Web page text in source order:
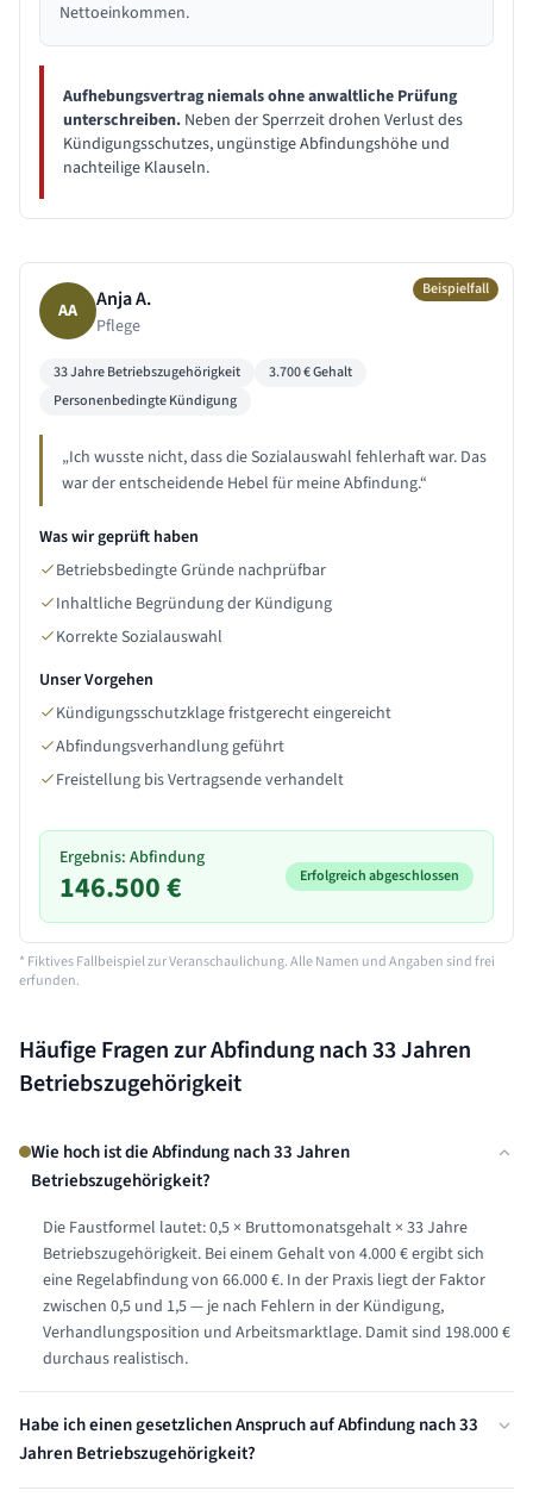
Nettoeinkommen.
Aufhebungsvertrag niemals ohne anwaltliche Prüfung
unterschreiben. Neben der Sperrzeit drohen Verlust des
Kündigungsschutzes, ungünstige Abfindungshöhe und
nachteilige Klauseln.
Beispielfall
AA Anja A.
Pflege
33 JahreBetriebszugehörigkeit 3.700€ Gehalt
Personenbedingte Kündigung
„Ich wusste nicht, dass die Sozialauswahl fehlerhaft war. Das
war der entscheidende Hebel für meine Abfindung.“
Was wir geprüft haben
Betriebsbedingte Gründe nachprüfbar
Inhaltliche Begründung der Kündigung
Korrekte Sozialauswahl
Unser Vorgehen
Kündigungsschutzklage fristgerecht eingereicht
Abfindungsverhandlung geführt
Freistellung bis Vertragsende verhandelt
Ergebnis: Abfindung
146.500 € Erfolgreich abgeschlossen
* Fiktives Fallbeispiel zur Veranschaulichung. Alle Namen und Angaben sind frei
erfunden.
Häufige Fragen zur Abfindung nach33 Jahren
Betriebszugehörigkeit
Wie hoch ist die Abfindung nach 33 Jahren
Betriebszugehörigkeit?
Die Faustformel lautet: 0,5 × Bruttomonatsgehalt × 33 Jahre
Betriebszugehörigkeit. Bei einem Gehalt von 4.000 € ergibt sich
eine Regelabfindung von 66.000 €. In der Praxis liegt der Faktor
zwischen 0,5 und 1,5 — je nach Fehlern in der Kündigung,
Verhandlungsposition und Arbeitsmarktlage. Damit sind 198.000 €
durchaus realistisch.
Habe ich einen gesetzlichen Anspruch auf Abfindung nach 33
Jahren Betriebszugehörigkeit?